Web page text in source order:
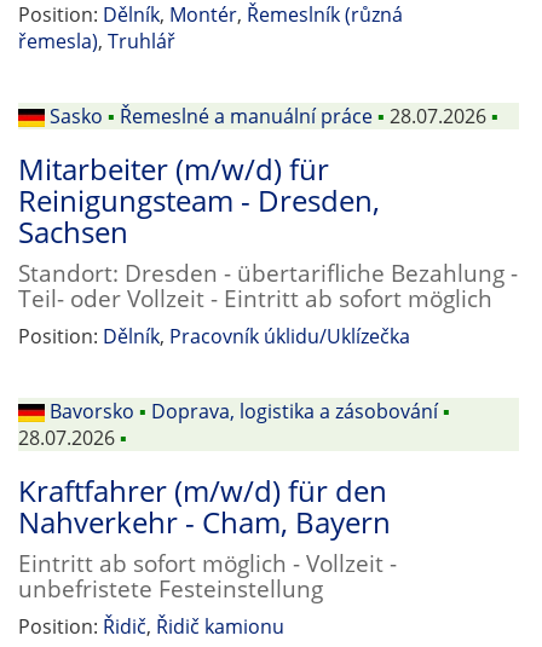
Position: Dělník, Montér, Řemeslník (různá
řemesla), Truhlář
Sasko ▪ Řemeslné a manuální práce▪ 28.07.2026▪
Mitarbeiter (m/w/d) für
Reinigungsteam - Dresden,
Sachsen
Standort: Dresden - übertarifliche Bezahlung -
Teil- oder Vollzeit - Eintritt ab sofort möglich
Position: Dělník, Pracovník úklidu/Uklízečka
Bavorsko ▪ Doprava, logistika a zásobování▪
28.07.2026▪
Kraftfahrer (m/w/d) für den
Nahverkehr - Cham, Bayern
Eintritt ab sofort möglich - Vollzeit -
unbefristete Festeinstellung
Position: Řidič, Řidič kamionu